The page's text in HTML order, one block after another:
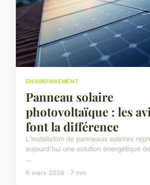
ENVIRONNEMENT
Panneau solaire
photovoltaïque : les
font la différence
L'installation de panneaux solaires
aujourd'hui une solution énergétique
...
6 mars 2026 · 7 min